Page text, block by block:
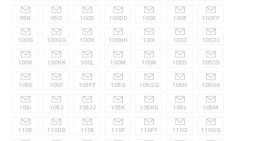
95N 95O 100D 100DD 100E 100F 100FF
100G 100GG 100H 100HH 100I 100J 100JJ
100K 100KK 100L 100M 100N 105D 105DD
105E 105F 105FF 105G 105GG 105H 105HH
105I 105J 105JJ 105K 105KK 105L 105M
110D 110DD 110E 110F 110FF 110G 110GG